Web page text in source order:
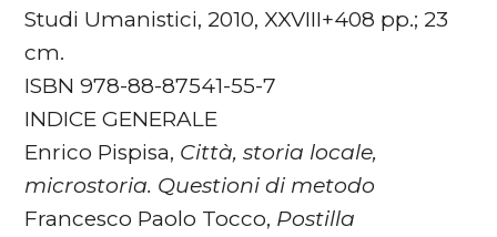
Studi Umanistici, 2010, XXVIII+408 pp.; 23
cm.
ISBN 978-88-87541-55-7
INDICE GENERALE
Enrico Pispisa, Città, storia locale,
microstoria. Questioni di metodo
Francesco Paolo Tocco, Postilla